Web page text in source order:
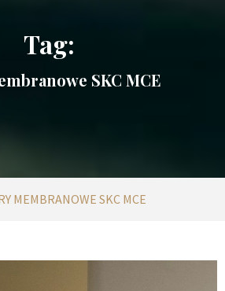
Tag:
SKC MCE
MEMBRANOWE SKC MCE